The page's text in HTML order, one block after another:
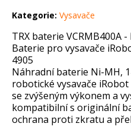
Kategorie: Vysavače
TRX baterie VCRMB400A
Baterie pro vysavače
4905
Náhradní baterie Ni-MH,
robotické vysavače
se zvýšeným výkonem a
kompatibilní s originální
ochrana proti zkratu a